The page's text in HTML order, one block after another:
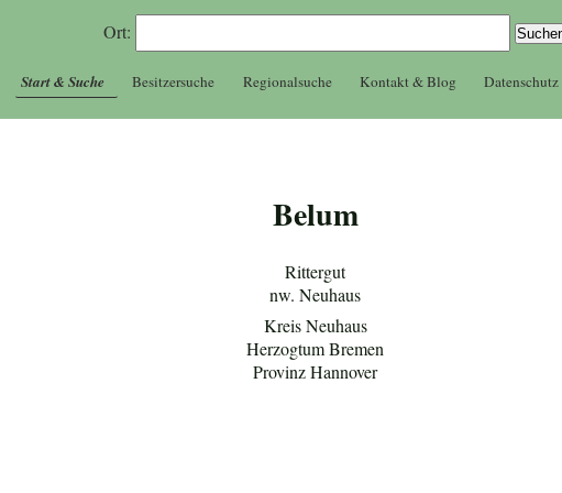
Ort:
Start & Suche Besitzersuche Regionalsuche Kontakt & Blog Datenschutz
Belum
Rittergut
nw. Neuhaus
Kreis Neuhaus
Herzogtum Bremen
Provinz Hannover